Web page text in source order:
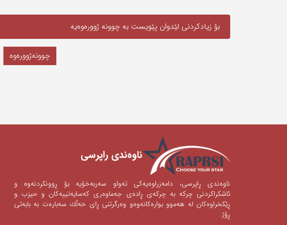
بۆ زیادکردنی لێدوان پێویست به‌ چوونە ژوورەوەیه‌
چوونەژوورەوە
ناوه‌ندی ‌راپرسی
ناوه‌ندی‌ ڕاپرسی‌، دامه‌زراوه‌یه‌كی‌ ته‌واو سه‌ربه‌خۆیه‌ بۆ ڕوونكردنه‌وه‌ و
ئاشكراكردنی‌‌ چركه‌ به‌ چركه‌ی‌ ڕاده‌ی‌ جه‌ماوه‌ری‌ كه‌سایه‌تییه‌كان و حیزب و
ڕێكخراوه‌كان له‌ هه‌موو بواره‌كانه‌وه‌‌‌و وه‌رگرتنی‌ ڕای‌ خه‌ڵك سه‌باره‌ت به‌ بابه‌تی‌
ڕۆژ.